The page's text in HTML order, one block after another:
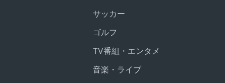
サッカー
ゴルフ
TV番組・エンタメ
音楽・ライブ